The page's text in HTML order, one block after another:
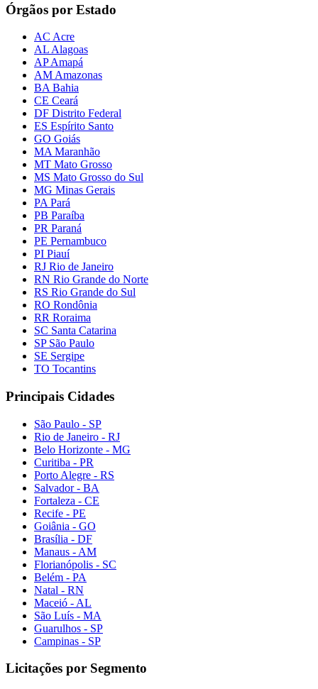
Órgãos por Estado
AC Acre
AL Alagoas
AP Amapá
AM Amazonas
BA Bahia
CE Ceará
DF Distrito Federal
ES Espírito Santo
GO Goiás
MA Maranhão
MT Mato Grosso
MS Mato Grosso do Sul
MG Minas Gerais
PA Pará
PB Paraíba
PR Paraná
PE Pernambuco
PI Piauí
RJ Rio de Janeiro
RN Rio Grande do Norte
RS Rio Grande do Sul
RO Rondônia
RR Roraima
SC Santa Catarina
SP São Paulo
SE Sergipe
TO Tocantins
Principais Cidades
São Paulo - SP
Rio de Janeiro - RJ
Belo Horizonte - MG
Curitiba - PR
Porto Alegre - RS
Salvador - BA
Fortaleza - CE
Recife - PE
Goiânia - GO
Brasília - DF
Manaus - AM
Florianópolis - SC
Belém - PA
Natal - RN
Maceió - AL
São Luís - MA
Guarulhos - SP
Campinas - SP
Licitações por Segmento